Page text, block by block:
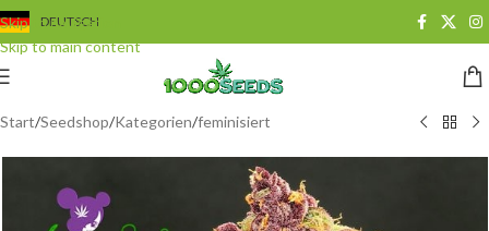
Skip to navigation
Skip to main content
DEUTSCH
Start/Seedshop/Kategorien/feminisiert